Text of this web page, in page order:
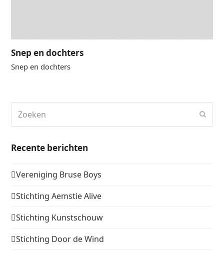
Snep en dochters
Snep en dochters
Recente berichten
Vereniging Bruse Boys
Stichting Aemstie Alive
Stichting Kunstschouw
Stichting Door de Wind